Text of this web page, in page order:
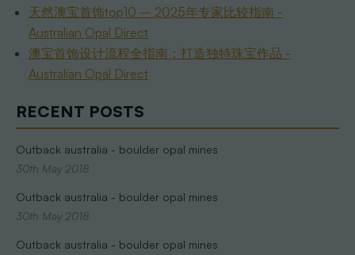
RECENT POSTS
Outback australia - boulder opal mines
30th May 2018
Outback australia - boulder opal mines
30th May 2018
Outback australia - boulder opal mines
天然澳宝首饰top10 – 2025年专家比较指南 -
Australian Opal Direct
澳宝首饰设计流程全指南：打造独特珠宝作品 -
Australian Opal Direct